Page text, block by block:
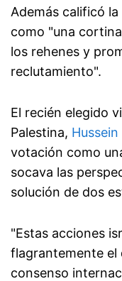
Además calificó
como "una
los rehenes y
reclutamiento".
El recién elegido
Palestina,
votación como
socava las
solución de dos
"Estas acciones
flagrantemente el
consenso